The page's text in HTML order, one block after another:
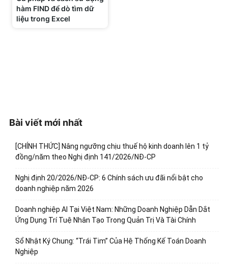
hàm FIND để dò tìm dữ
liệu trong Excel
Bài viết mới nhất
[CHÍNH THỨC] Nâng ngưỡng chịu thuế hộ kinh doanh lên 1 tỷ
đồng/năm theo Nghị định 141/2026/NĐ-CP
Nghị định 20/2026/NĐ-CP: 6 Chính sách ưu đãi nổi bật cho
doanh nghiệp năm 2026
Doanh nghiệp AI Tại Việt Nam: Những Doanh Nghiệp Dẫn Dắt
Ứng Dụng Trí Tuệ Nhân Tạo Trong Quản Trị Và Tài Chính
Sổ Nhật Ký Chung: “Trái Tim” Của Hệ Thống Kế Toán Doanh
Nghiệp